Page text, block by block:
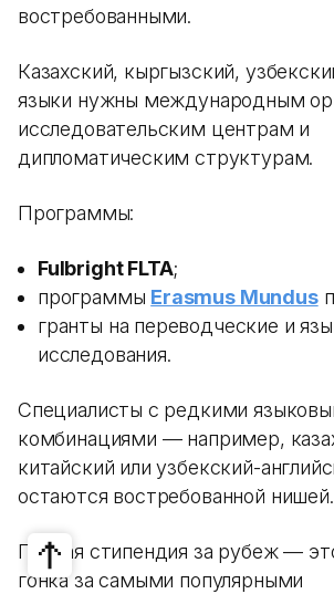
востребованными.
Казахский, кыргызский,
языки нужны международным
исследовательским центрам и
дипломатическим структурам.
Программы:
Fulbright FLTA;
программы Erasmus Mundus
гранты на переводческие и
исследования.
Специалисты с редкими
комбинациями — например,
китайский или узбекский-
остаются востребованной нишей.
Полная стипендия за рубеж —
гонка за самыми популярными